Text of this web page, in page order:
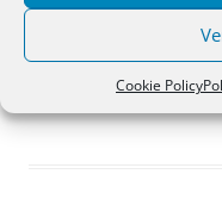
Cookie Policy
foro
¡Vaya, no hay debates aquí!